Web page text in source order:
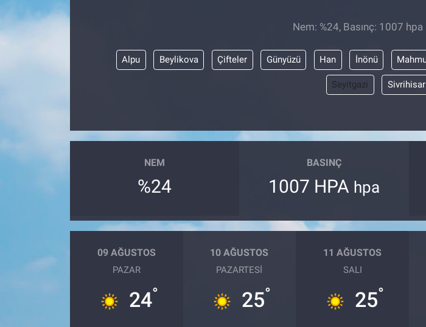
Nem: %24, Basınç: 1007
Alpu Beylikova Çifteler Günyüzü Han İnönü
Seyitgazi Sivrihisar
NEM
%24
BASINÇ
1007 HPA hpa
09 AĞUSTOS
PAZAR
24°
10 AĞUSTOS
PAZARTESI
25°
11 AĞUSTOS
SALI
25°